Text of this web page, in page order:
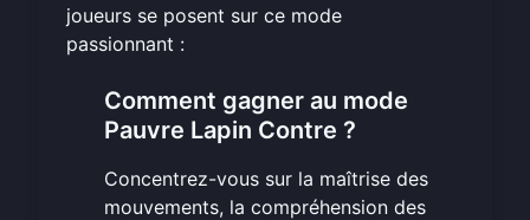
joueurs se posent sur ce mode
passionnant :
Comment gagner au mode
Pauvre Lapin Contre ?
Concentrez-vous sur la maîtrise des
mouvements, la compréhension des